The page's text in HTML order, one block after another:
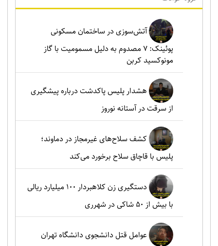
آتش‌سوزی در ساختمان مسکونی
پوئینک: 7 مصدوم به دلیل مسمومیت با گاز
مونوکسید کربن
هشدار پلیس پاکدشت درباره پیشگیری
از سرقت در آستانه نوروز
کشف سلاح‌های غیرمجاز در دماوند؛
پلیس با قاچاق سلاح برخورد می‌کند
دستگیری زن کلاهبردار ۱۰۰ میلیارد ریالی
با بیش از ۵۰ شاکی در شهرری
عوامل قتل دانشجوی دانشگاه تهران